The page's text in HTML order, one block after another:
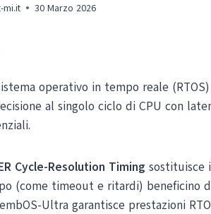
mi.it 30 Marzo 2026
operativo in tempo reale
al singolo ciclo di CPU con
Cycle-Resolution Timing sostituisce
(come timeout e ritardi) beneficino
Ultra garantisce prestazioni